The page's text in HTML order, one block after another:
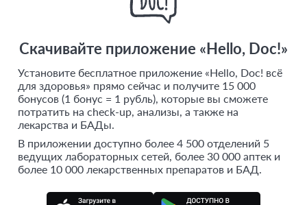
Скачивайте приложение «Hello, Doc!»
Установите бесплатное приложение «Hello, Doc! всё
для здоровья» прямо сейчас и получите 15 000
бонусов (1 бонус = 1 рубль), которые вы сможете
потратить на check-up, анализы, а также на
лекарства и БАДы.
В приложении доступно более 4 500 отделений 5
ведущих лабораторных сетей, более 30 000 аптек и
более 10 000 лекарственных препаратов и БАД.